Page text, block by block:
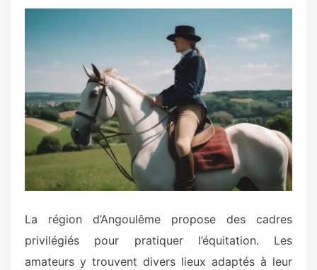
o
d
o
La région d’Angoulême propose des cadres
privilégiés pour pratiquer l’équitation. Les
amateurs y trouvent divers lieux adaptés à leur